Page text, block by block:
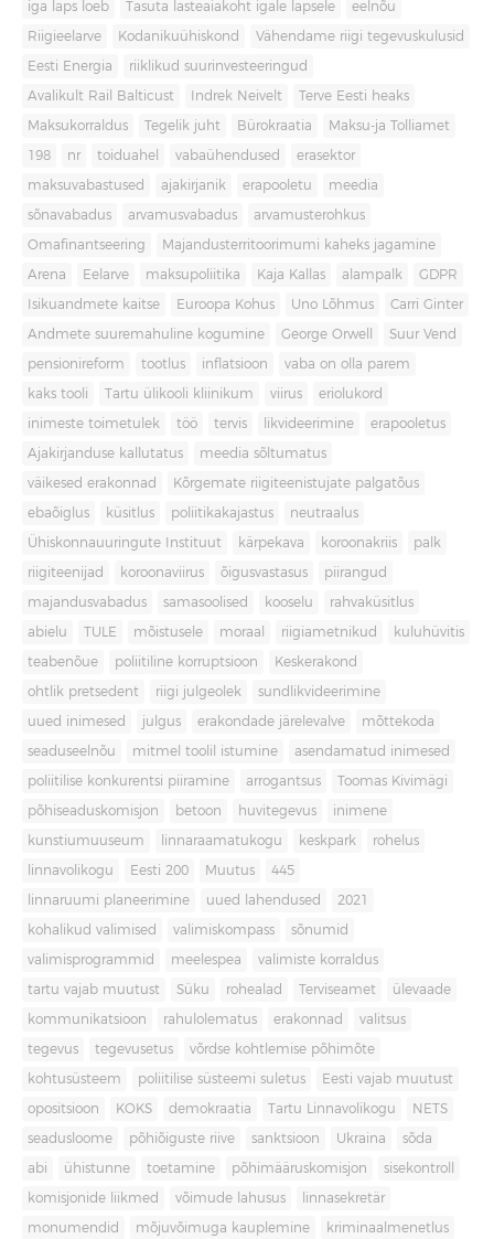
iga laps loeb Tasuta lasteaiakoht igale lapsele eelnõu
Riigieelarve Kodanikuühiskond Vähendame riigi tegevuskulusid
Eesti Energia riiklikud suurinvesteeringud
Avalikult Rail Balticust Indrek Neivelt Terve Eesti heaks
Maksukorraldus Tegelik juht Bürokraatia Maksu-ja Tolliamet
198 nr toiduahel vabaühendused erasektor
maksuvabastused ajakirjanik erapooletu meedia
sõnavabadus arvamusvabadus arvamusterohkus
Omafinantseering Majandusterritoorimumi kaheks jagamine
Arena Eelarve maksupoliitika Kaja Kallas alampalk GDPR
Isikuandmete kaitse Euroopa Kohus Uno Lõhmus Carri Ginter
Andmete suuremahuline kogumine George Orwell Suur Vend
pensionireform tootlus inflatsioon vaba on olla parem
kaks tooli Tartu ülikooli kliinikum viirus eriolukord
inimeste toimetulek töö tervis likvideerimine erapooletus
Ajakirjanduse kallutatus meedia sõltumatus
väikesed erakonnad Kõrgemate riigiteenistujate palgatõus
ebaõiglus küsitlus poliitikakajastus neutraalus
Ühiskonnauuringute Instituut kärpekava koroonakriis palk
riigiteenijad koroonaviirus õigusvastasus piirangud
majandusvabadus samasoolised kooselu rahvaküsitlus
abielu TULE mõistusele moraal riigiametnikud kuluhüvitis
teabenõue poliitiline korruptsioon Keskerakond
ohtlik pretsedent riigi julgeolek sundlikvideerimine
uued inimesed julgus erakondade järelevalve mõttekoda
seaduseelnõu mitmel toolil istumine asendamatud inimesed
poliitilise konkurentsi piiramine arrogantsus Toomas Kivimägi
põhiseaduskomisjon betoon huvitegevus inimene
kunstiumuuseum linnaraamatukogu keskpark rohelus
linnavolikogu Eesti 200 Muutus 445
linnaruumi planeerimine uued lahendused 2021
kohalikud valimised valimiskompass sõnumid
valimisprogrammid meelespea valimiste korraldus
tartu vajab muutust Süku rohealad Terviseamet ülevaade
kommunikatsioon rahulolematus erakonnad valitsus
tegevus tegevusetus võrdse kohtlemise põhimõte
kohtusüsteem poliitilise süsteemi suletus Eesti vajab muutust
opositsioon KOKS demokraatia Tartu Linnavolikogu NETS
seadusloome põhiõiguste riive sanktsioon Ukraina sõda
abi ühistunne toetamine põhimääruskomisjon sisekontroll
komisjonide liikmed võimude lahusus linnasekretär
monumendid mõjuvõimuga kauplemine kriminaalmenetlus